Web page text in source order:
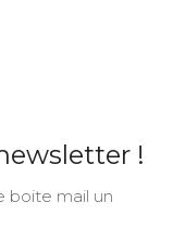
!
boite mail un